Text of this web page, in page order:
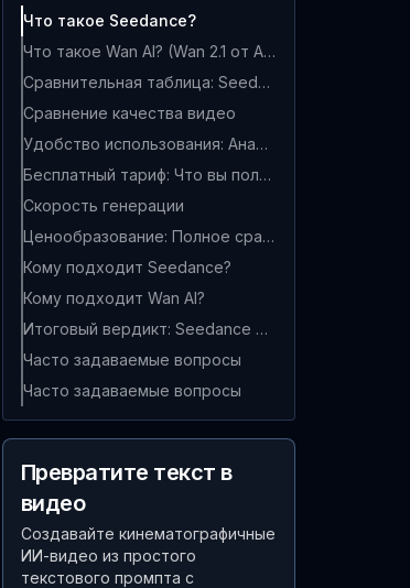
Что такое Seedance?
Что такое Wan AI? (Wan 2.1 от Alibaba)
Сравнительная таблица: Seedance против Wan AI
Сравнение качества видео
Удобство использования: Анализ пользовательского опыта
Бесплатный тариф: Что вы получаете бесплатно
Скорость генерации
Ценообразование: Полное сравнение
Кому подходит Seedance?
Кому подходит Wan AI?
Итоговый вердикт: Seedance против Wan AI
Часто задаваемые вопросы
Часто задаваемые вопросы
Превратите текст в
видео
Создавайте кинематографичные
ИИ-видео из простого
текстового промпта с